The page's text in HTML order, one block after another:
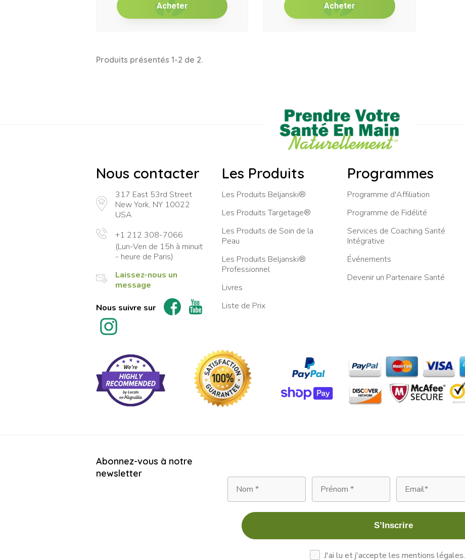
Acheter Acheter
Produits présentés 1-2 de 2.
Nous contacter
317 East 53rd Street
New York, NY 10022
USA
+1 212 308-7066
(Lun-Ven de 15h à minuit
- heure de Paris)
Laissez-nous un
message
Nous suivre sur
Les Produits
Les Produits Beljanski®
Les Produits Targetage®
Les Produits de Soin de la
Peau
Les Produits Beljanski®
Professionnel
Livres
Liste de Prix
Programmes
Programme d'Affiliation
Programme de Fidélité
Services de Coaching Santé
Intégrative
Événements
Devenir un Partenaire Santé
Abonnez-vous à notre
newsletter
Nom Prénom Email
S’Inscrire
les mentions légales
J'ai lu et j'accepte les mentions légales.